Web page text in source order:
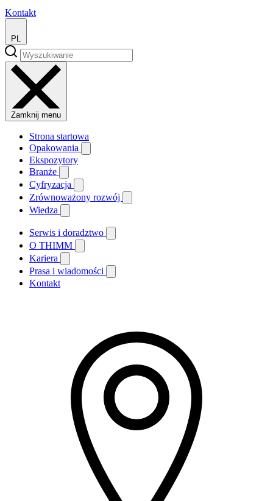
Kontakt
PL
Zamknij menu
Strona startowa
Opakowania
Ekspozytory
Branże
Cyfryzacja
Zrównoważony rozwój
Wiedza
Serwis i doradztwo
O THIMM
Kariera
Prasa i wiadomości
Kontakt